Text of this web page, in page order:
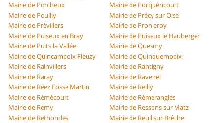
Mairie de Porcheux
Mairie de Porquéricourt
Mairie de Pouilly
Mairie de Précy sur Oise
Mairie de Prévillers
Mairie de Pronleroy
Mairie de Puiseux en Bray
Mairie de Puiseux le Hauberger
Mairie de Puits la Vallée
Mairie de Quesmy
Mairie de Quincampoix Fleuzy
Mairie de Quinquempoix
Mairie de Rainvillers
Mairie de Rantigny
Mairie de Raray
Mairie de Ravenel
Mairie de Réez Fosse Martin
Mairie de Reilly
Mairie de Rémécourt
Mairie de Rémérangles
Mairie de Remy
Mairie de Ressons sur Matz
Mairie de Rethondes
Mairie de Reuil sur Brêche